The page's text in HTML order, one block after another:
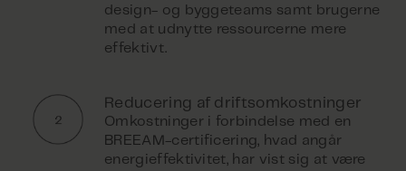
design- og byggeteams samt brugerne
med at udnytte ressourcerne mere
effektivt.
Reducering af driftsomkostninger
Omkostninger i forbindelse med en
BREEAM-certificering, hvad angår
energieffektivitet, har vist sig at være